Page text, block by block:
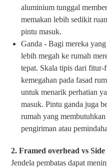
aluminium tunggal
memakan lebih sedikit
pintu masuk.
Ganda - Bagi mereka
lebih megah ke rumah
tepat. Skala tipis dari fitur-
kemegahan pada fasad
untuk menarik perhatian
masuk. Pintu ganda juga
rumah yang membutuhkan
pengiriman atau
2. Framed overhead vs
Jendela pembatas dapat